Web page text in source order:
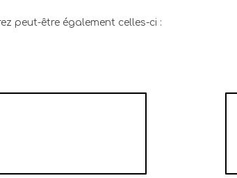
peut-être également celles-ci :